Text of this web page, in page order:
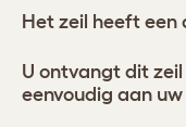
Het zeil heeft
U ontvangt dit
eenvoudig aan